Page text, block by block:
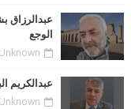
عبدالرزاق
الوجع
Unknown
عبدالكريم
Unknown